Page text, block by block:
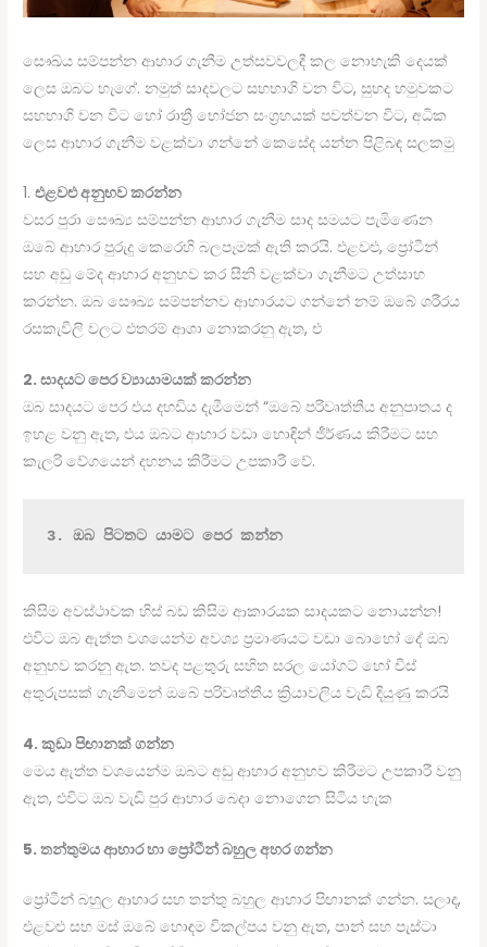
සෞඛ්ය සම්පන්න ආහාර ගැනීම උත්සවවලදී කල නොහැකි දෙයක්
ලෙස ඔබට හැගේ. නමුත් සාදවලට සහභාගි වන විට, සුහද හමුවකට
සහභාගි වන විට හෝ රාත්‍රී භෝජන සංග්‍රහයක් පවත්වන විට, අධික
ලෙස ආහාර ගැනීම වළක්වා ගන්නේ කෙසේද යන්න පිළිබඳ සලකමු
1.එළවළු අනුභව කරන්න
වසර පුරා සෞඛ්‍ය සම්පන්න ආහාර ගැනීම සාද සමයට පැමිණෙන
ඔබේ ආහාර පුරුදු කෙරෙහි බලපෑමක් ඇති කරයි. එළවළු, ප්‍රෝටීන්
සහ අඩු මේද ආහාර අනුභව කර සීනි වළක්වා ගැනීමට උත්සාහ
කරන්න. ඔබ සෞඛ්‍ය සම්පන්නව ආහාරයට ගන්නේ නම් ඔබේ ශරීරය
රසකැවිලි වලට එතරම් ආශා නොකරනු ඇත, එ
2. සාදයට පෙර ව්‍යායාමයක් කරන්න
ඔබ සාදයට පෙර එය දහඩිය දැමීමෙන් “ඔබේ පරිවෘත්තීය අනුපාතය ද
ඉහළ වනු ඇත, එය ඔබට ආහාර වඩා හොඳින් ජීර්ණය කිරීමට සහ
කැලරි වේගයෙන් දහනය කිරීමට උපකාරී වේ.
3. ඔබ පිටතට යාමට පෙර කන්න
කිසිම අවස්ථාවක හිස් බඩ කිසිම ආකාරයක සාදයකට නොයන්න!
එවිට ඔබ ඇත්ත වශයෙන්ම අවශ්‍ය ප්‍රමාණයට වඩා බොහෝ දේ ඔබ
අනුභව කරනු ඇත. තවද පළතුරු සහිත සරල යෝගට් හෝ චීස්
අතුරුපසක් ගැනීමෙන් ඔබේ පරිවෘත්තීය ක්‍රියාවලිය වැඩි දියුණු කරයි
4. කුඩා පිඟානක් ගන්න
මෙය ඇත්ත වශයෙන්ම ඔබට අඩු ආහාර අනුභව කිරීමට උපකාරී වනු
ඇත, එවිට ඔබ වැඩි පුර ආහාර බෙදා නොගෙන සිටිය හැක
5. තන්තුමය ආහාර හා ප්‍රෝටීන් බහුල අහර ගන්න
ප්‍රෝටීන් බහුල ආහාර සහ තන්තු බහුල ආහාර පිඟානක් ගන්න. සලාද,
එළවළු සහ මස් ඔබේ හොඳම විකල්පය වනු ඇත, පාන් සහ පැස්ටා